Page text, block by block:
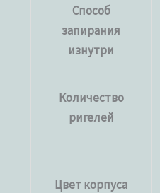
Способ
запирания
изнутри
Количество
ригелей
Цвет корпуса